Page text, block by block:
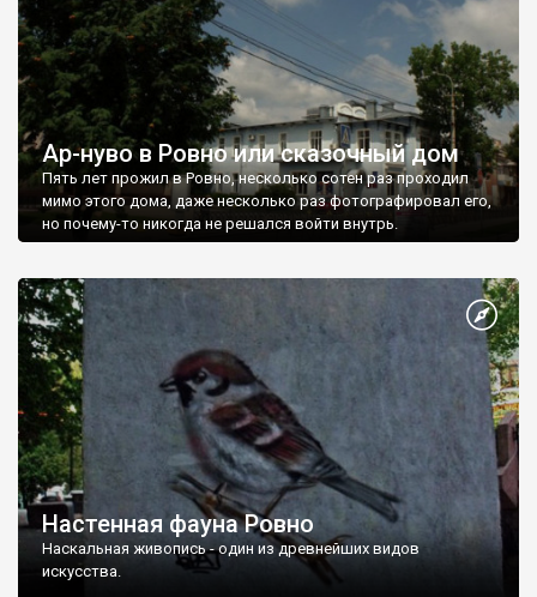
Ар-нуво в Ровно или сказочный дом
Пять лет прожил в Ровно, несколько сотен раз проходил
мимо этого дома, даже несколько раз фотографировал его,
но почему-то никогда не решался войти внутрь.
Настенная фауна Ровно
Наскальная живопись - один из древнейших видов
искусства.